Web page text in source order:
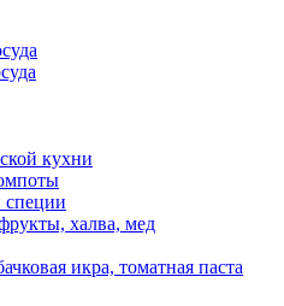
кухни
халва, мед
икра, томатная паста